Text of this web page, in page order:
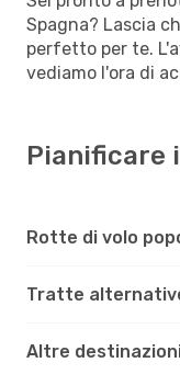
Spagna? Lascia
perfetto per te.
vediamo l'ora di
Pianificare
Rotte di volo
Tratte
Altre